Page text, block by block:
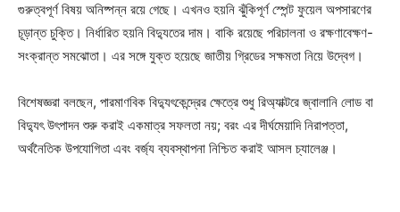
গুরুত্বপূর্ণ বিষয় অনিষ্পন্ন রয়ে গেছে। এখনও হয়নি ঝুঁকিপূর্ণ স্পেন্ট ফুয়েল অপসারণের
চূড়ান্ত চুক্তি। নির্ধারিত হয়নি বিদ্যুতের দাম। বাকি রয়েছে পরিচালনা ও রক্ষণাবেক্ষণ-
সংক্রান্ত সমঝোতা। এর সঙ্গে যুক্ত হয়েছে জাতীয় গ্রিডের সক্ষমতা নিয়ে উদ্বেগ।
বিশেষজ্ঞরা বলছেন, পারমাণবিক বিদ্যুৎকেন্দ্রের ক্ষেত্রে শুধু রিঅ্যাক্টরে জ্বালানি লোড বা
বিদ্যুৎ উৎপাদন শুরু করাই একমাত্র সফলতা নয়; বরং এর দীর্ঘমেয়াদি নিরাপত্তা,
অর্থনৈতিক উপযোগিতা এবং বর্জ্য ব্যবস্থাপনা নিশ্চিত করাই আসল চ্যালেঞ্জ।